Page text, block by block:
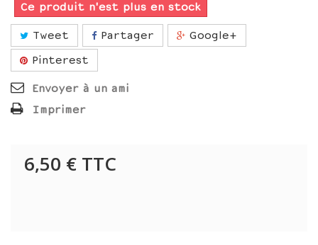
Ce produit n'est plus en stock
Tweet Partager
Google+
Pinterest
Envoyer à un ami
Imprimer
6,50 € TTC